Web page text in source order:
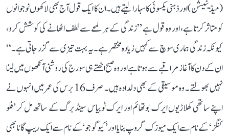
(میڈیٹیشن) اور ذہنی یکسوئی کا سہارا لیتے ہیں۔ ان کا ایک قول آج بھی لاکھوں نوجوانوں
کو متاثر کرتا ہے، اور وہ قول ہے ’’زندگی کے ہر لمحے سے لطف اٹھانے کی کوشش کرو،
کیونکہ زندگی ہماری سوچ سے کہیں زیادہ مختصر ہے۔ یہ بہت تیزی سے گزر جاتی ہے۔‘‘
ان کے دن کا آغاز مراقبے سے ہوتا ہے اور وہ صبح اٹھتے ہی سورج کی روشنی آنکھوں میں لینا
نہیں بھولتے۔ وہ موسیقی کے بھی دلدادہ ہیں۔ صرف 16 برس کی عمر میں انہوں نے
اپنے ساتھی کھلاڑیوں ایرک بوتھائم اور ایرک ٹوبیاس سینڈبرگ کے ساتھ مل کر ’فلو
کنگز‘ کے نام سے ایک میوزک گروپ بنایا اور ’کیوگو جو‘ کے نام سے ایک ریپ گانا بھی